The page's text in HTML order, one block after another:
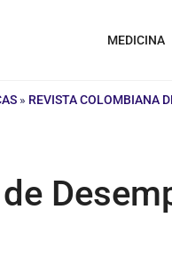
MEDICINA
» REVISTA COLOMBIANA